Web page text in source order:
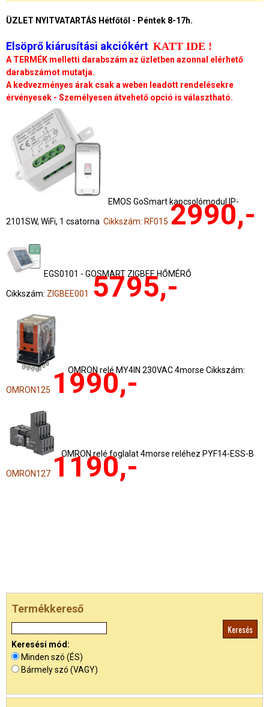
ÜZLET NYITVATARTÁS Hétfőtől - Péntek 8-17h.
Elsöprő kiárusítási akciókért KATT IDE !
A TERMÉK melletti darabszám az üzletben azonnal elérhető
darabszámot mutatja.
A kedvezményes árak csak a weben leadott rendelésekre
érvényesek - Személyesen átvehető opció is választható.
EMOS GoSmart kapcsolómodul IP-
2101SW, WiFi, 1 csatorna Cikkszám: RF015 2990,-
EGS0101 - GOSMART ZIGBEE HŐMÉRŐ
Cikkszám: ZIGBEE001 5795,-
OMRON relé MY4IN 230VAC 4morse Cikkszám:
OMRON125 1990,-
OMRON relé foglalat 4morse reléhez PYF14-ESS-B
OMRON127 1190,-
Termékkereső
Keresési mód:
Minden szó (ÉS)
Bármely szó (VAGY)